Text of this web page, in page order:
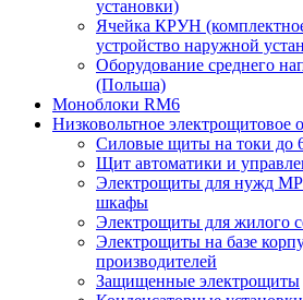
установки)
Ячейка КРУН
устройство наружной
Оборудование среднего
(Польша)
Моноблоки RM6
Низковольтное электрощитовое
Силовые щиты на токи до
Щит автоматики и
Электрощиты для нужд
шкафы
Электрощиты для жилого
Электрощиты на базе
производителей
Защищенные электрощиты